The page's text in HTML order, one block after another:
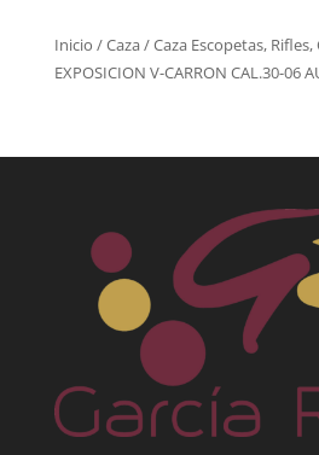
Inicio /Caza/Caza Escopetas,
EXPOSICION V-CARRON CAL.30-06